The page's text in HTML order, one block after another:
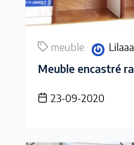
meuble Lilaaa
23-09-2020